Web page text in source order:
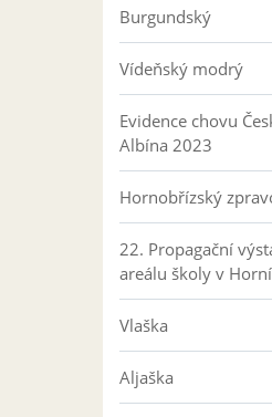
Burgundský
Vídeňský modrý
Evidence chovu
Albína 2023
Hornobřízský
22. Propagační
areálu školy v
Vlaška
Aljaška